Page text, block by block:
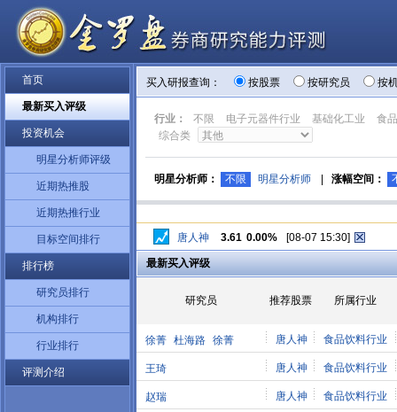
首页
最新买入评级
投资机会
明星分析师评级
近期热推股
近期热推行业
目标空间排行
排行榜
研究员排行
机构排行
行业排行
评测介绍
买入研报查询： 按股票 按研究员 按
行业： 不限 电子元器件行业 基础化工业
食
综合类
明星分析师： 不限 明星分析师 涨幅空间：
唐人神 3.61 0.00% [08-07 15:30]
最新买入评级
研究员 推荐股票 所属行业
徐菁 杜海路 徐菁 唐人神 食品饮料行业
王琦 唐人神 食品饮料行业
赵瑞 唐人神 食品饮料行业